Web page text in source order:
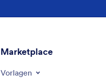
Marketplace
Vorlagen